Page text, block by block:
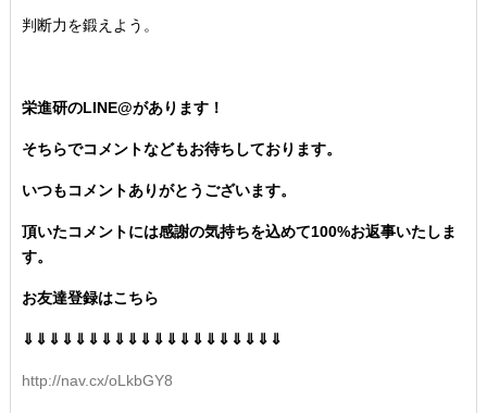
判断力を鍛えよう。
栄進研のLINE@があります！
そちらでコメントなどもお待ちしております。
いつもコメントありがとうございます。
頂いたコメントには感謝の気持ちを込めて100%お返事いたしま
す。
お友達登録はこちら
⇓⇓⇓⇓⇓⇓⇓⇓⇓⇓⇓⇓⇓⇓⇓⇓⇓⇓⇓⇓
http://nav.cx/oLkbGY8